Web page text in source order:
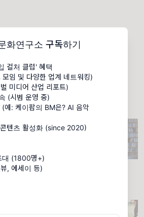
화연구소 구독하기
컬처 클럽' 혜택
임 및 다양한 업계 네트워킹)
미디어 산업 리포트)
(시범 운영 중)
예: 케이팝의 BM은? AI 음악
텐츠 활성화 (since 2020)
대 (1800명+)
, 에세이 등)
함께 정리해요
님, 안녕하세요.
더스트리토크
차우진입니다. 뉴스
했고, 단톡방은
3K
고 정리하고 정
※ 멤버십 전용 콘텐
여름이 된 듯한 하
니 또 갑자기 선선
를 보냅니다. 그냥
독자님을 초대